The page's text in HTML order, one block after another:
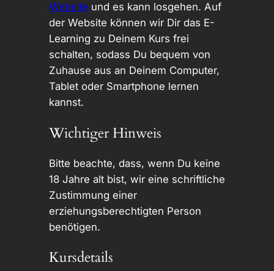
Website und es kann losgehen. Auf
der Website können wir Dir das E-
Learning zu Deinem Kurs frei
schalten, sodass Du bequem von
Zuhause aus an Deinem Computer,
Tablet oder Smartphone lernen
kannst.
Wichtiger Hinweis
Bitte beachte, dass, wenn Du keine
18 Jahre alt bist, wir eine schriftliche
Zustimmung einer
erziehungsberechtigten Person
benötigen.
Kursdetails